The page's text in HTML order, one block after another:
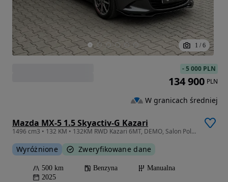
1 / 6
Mazda MX-5 1.5 Skyactiv-G Kazari
1496 cm3 • 132 KM • 132KM RWD Kazari 6MT, DEMO, Salon Polska, Bezwypadkowy, FV 23%
Wyróżnione Zweryfikowane dane
500 km Benzyna
Manualna
2025
-5 000 PLN
134 900 PLN
W granicach średniej